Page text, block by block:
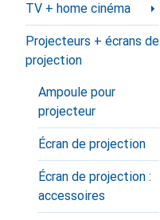
TV + home cinéma
Projecteurs + écrans de
projection
Ampoule pour
projecteur
Écran de projection
Écran de projection :
accessoires